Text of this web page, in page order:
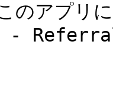
アプリに
-